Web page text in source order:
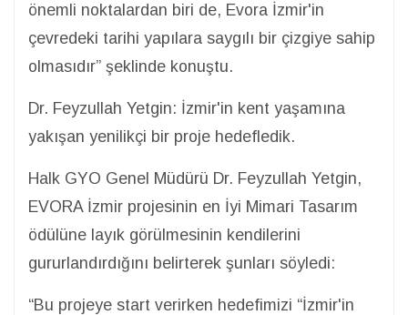
önemli noktalardan biri de, Evora İzmir'in
çevredeki tarihi yapılara saygılı bir çizgiye sahip
olmasıdır” şeklinde konuştu.
Dr. Feyzullah Yetgin: İzmir'in kent yaşamına
yakışan yenilikçi bir proje hedefledik.
Halk GYO Genel Müdürü Dr. Feyzullah Yetgin,
EVORA İzmir projesinin en İyi Mimari Tasarım
ödülüne layık görülmesinin kendilerini
gururlandırdığını belirterek şunları söyledi:
“Bu projeye start verirken hedefimizi “İzmir'in